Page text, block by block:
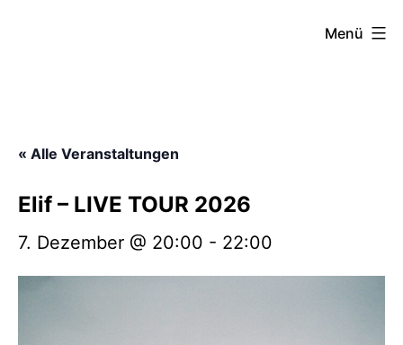
Menü
« Alle Veranstaltungen
Elif – LIVE TOUR 2026
7. Dezember @ 20:00 - 22:00